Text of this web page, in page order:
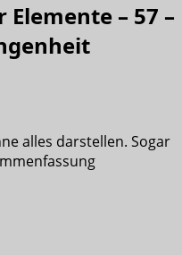
– 57 –
alles darstellen. Sogar